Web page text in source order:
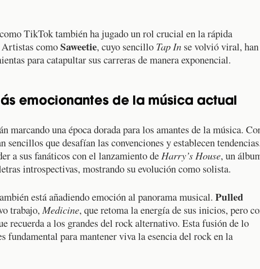
TikTok también ha jugado un rol crucial en la rápida
Artistas comoSaweetie, cuyo sencillo Tap In se volvió viral, han
para catapultar sus carreras de manera exponencial.
emocionantes de la música actual
marcando una época dorada para los amantes de la música.
sencillos que desafían las convenciones y establecen
a sus fanáticos con el lanzamiento de Harry’s House, un
introspectivas, mostrando su evolución como solista.
está añadiendo emoción al panorama musical. Pulled
trabajo,Medicine, que retoma la energía de sus inicios, pero
recuerda a los grandes del rock alternativo. Esta fusión de lo
fundamental para mantener viva la esencia del rock en la